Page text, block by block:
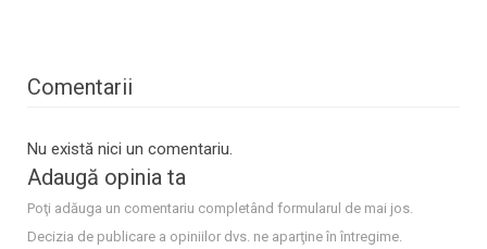
Comentarii
Nu există nici un comentariu.
Adaugă opinia ta
Poţi adăuga un comentariu completând formularul de mai jos.
Decizia de publicare a opiniilor dvs. ne aparţine în întregime.